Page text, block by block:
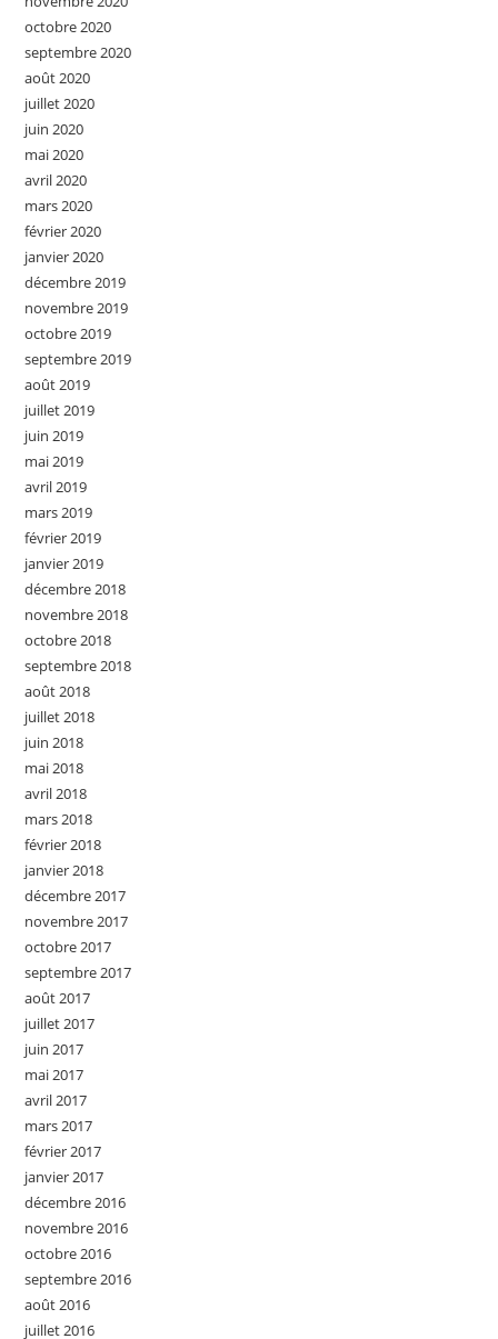
octobre 2020
septembre 2020
août 2020
juillet 2020
juin 2020
mai 2020
avril 2020
mars 2020
février 2020
janvier 2020
décembre 2019
novembre 2019
octobre 2019
septembre 2019
août 2019
juillet 2019
juin 2019
mai 2019
avril 2019
mars 2019
février 2019
janvier 2019
décembre 2018
novembre 2018
octobre 2018
septembre 2018
août 2018
juillet 2018
juin 2018
mai 2018
avril 2018
mars 2018
février 2018
janvier 2018
décembre 2017
novembre 2017
octobre 2017
septembre 2017
août 2017
juillet 2017
juin 2017
mai 2017
avril 2017
mars 2017
février 2017
janvier 2017
décembre 2016
novembre 2016
octobre 2016
septembre 2016
août 2016
juillet 2016